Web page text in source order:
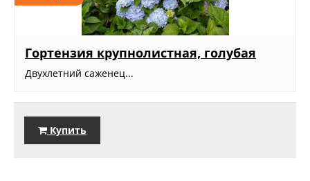
Гортензия крупнолистная, голубая
Двухлетний саженец...
Купить